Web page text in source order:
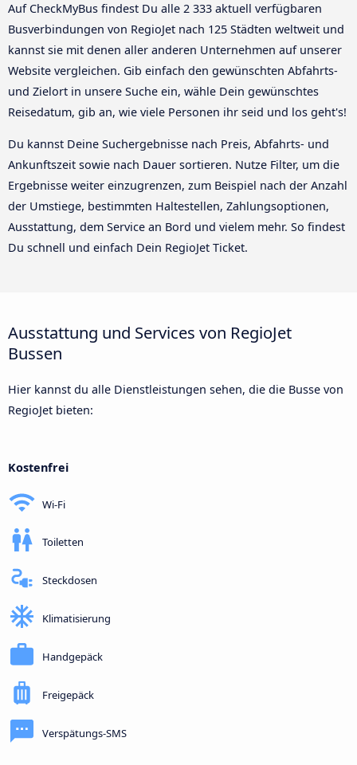
Auf CheckMyBus findest Du alle 2 333 aktuell verfügbaren
Busverbindungen von RegioJet nach 125 Städten weltweit und
kannst sie mit denen aller anderen Unternehmen auf unserer
Website vergleichen. Gib einfach den gewünschten Abfahrts-
und Zielort in unsere Suche ein, wähle Dein gewünschtes
Reisedatum, gib an, wie viele Personen ihr seid und los geht's!
Du kannst Deine Suchergebnisse nach Preis, Abfahrts- und
Ankunftszeit sowie nach Dauer sortieren. Nutze Filter, um die
Ergebnisse weiter einzugrenzen, zum Beispiel nach der Anzahl
der Umstiege, bestimmten Haltestellen, Zahlungsoptionen,
Ausstattung, dem Service an Bord und vielem mehr. So findest
Du schnell und einfach Dein RegioJet Ticket.
Ausstattung und Services von RegioJet
Bussen
Hier kannst du alle Dienstleistungen sehen, die die Busse von
RegioJet bieten:
Kostenfrei
Wi-Fi
Toiletten
Steckdosen
Klimatisierung
Handgepäck
Freigepäck
Verspätungs-SMS